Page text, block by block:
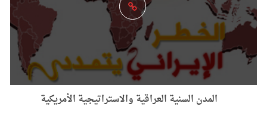
المدن السنية العراقية والاستراتيجية الأمريكية